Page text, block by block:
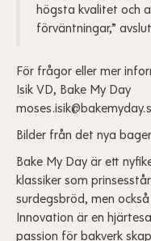
högsta kvalitet och
förväntningar,”
För frågor eller mer
Isik VD, Bake My Day
Bilder från det nya
Bake My Day är ett
klassiker som
surdegsbröd, men
Innovation är en
passion för bakverk